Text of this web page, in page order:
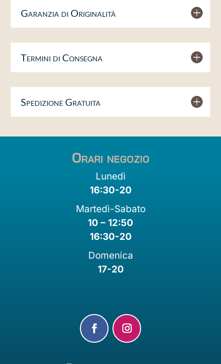
Garanzia di Originalità
Termini di Consegna
Spedizione Gratuita
Orari negozio
Lunedì
16:30-20
Martedì-Sabato
10 – 12:50
16:30-20
Domenica
17-20